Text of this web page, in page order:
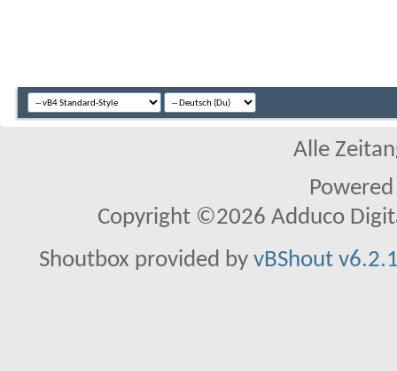
Alle
Copyright ©2026 Adduco
Shoutbox provided by vBShout